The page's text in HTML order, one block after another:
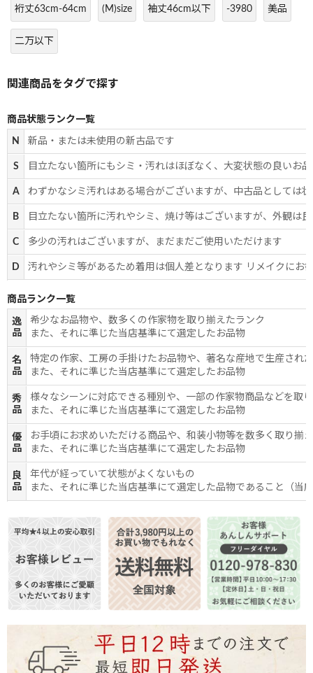
裄丈63cm-64cm (M)size 袖丈46cm以下 -3980 美品
二万以下
商品状態ランク一覧
N 新品・または未使用の新古品です
S 目立たない箇所にもシミ・汚れはほぼなく、大変状態の良いお
A わずかなシミ汚れはある場合がございますが、中古品としては
B 目立たない箇所に汚れやシミ、焼け等はございますが、外観は
C 多少の汚れはございますが、まだまだご使用いただけます
D 汚れやシミ等があるため着用は個人差となります リメイクにお
商品ランク一覧
逸
品
希少なお品物や、数多くの作家物を取り揃えたランク
また、それに準じた当店基準にて選定したお品物
名
品
特定の作家、工房の手掛けたお品物や、著名な産地で生産され
また、それに準じた当店基準にて選定したお品物
秀
品
様々なシーンに対応できる種別や、一部の作家物商品などを取
また、それに準じた当店基準にて選定したお品物
優
品
お手頃にお求めいただける商品や、和装小物等を数多く取り揃
また、それに準じた当店基準にて選定したお品物
良
品
年代が経っていて状態がよくないもの
また、それに準じた当店基準にて選定した品物であること（当